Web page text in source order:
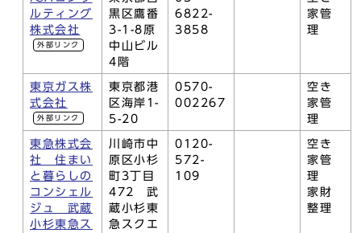
ルティング
株式会社
外部リンク
黒区鷹番
3-1-8原
中山ビル
4階
6822-
3858
家管
理
東京ガス株
式会社
外部リンク
東京都港
区海岸1-
5-20
0570-
002267
空き
家管
理
東急株式会
社 住まい
と暮らしの
コンシェル
ジュ 武蔵
小杉東急ス
川崎市中
原区小杉
町3丁目
472 武
蔵小杉東
急スクエ
0120-
572-
109
空き
家管
理
家財
整理